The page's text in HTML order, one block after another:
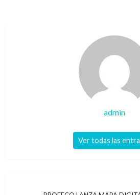
admin
Ver todas las